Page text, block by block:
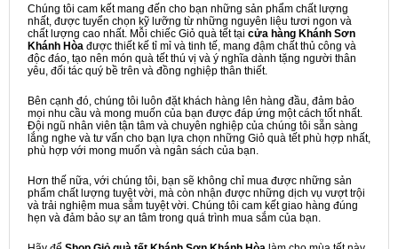
Chúng tôi cam kết mang đến cho bạn những sản phẩm chất lượng
nhất, được tuyển chọn kỹ lưỡng từ những nguyên liệu tươi ngon và
chất lượng cao nhất. Mỗi chiếc Giỏ quà tết tại cửa hàng Khánh Sơn
Khánh Hòa được thiết kế tỉ mỉ và tinh tế, mang đậm chất thủ công và
độc đáo, tạo nên món quà tết thú vị và ý nghĩa dành tặng người thân
yêu, đối tác quý bề trên và đồng nghiệp thân thiết.
Bên cạnh đó, chúng tôi luôn đặt khách hàng lên hàng đầu, đảm bảo
mọi nhu cầu và mong muốn của bạn được đáp ứng một cách tốt nhất.
Đội ngũ nhân viên tận tâm và chuyên nghiệp của chúng tôi sẵn sàng
lắng nghe và tư vấn cho bạn lựa chọn những Giỏ quà tết phù hợp nhất,
phù hợp với mong muốn và ngân sách của bạn.
Hơn thế nữa, với chúng tôi, bạn sẽ không chỉ mua được những sản
phẩm chất lượng tuyệt vời, mà còn nhận được những dịch vụ vượt trội
và trải nghiệm mua sắm tuyệt vời. Chúng tôi cam kết giao hàng đúng
hẹn và đảm bảo sự an tâm trong quá trình mua sắm của bạn.